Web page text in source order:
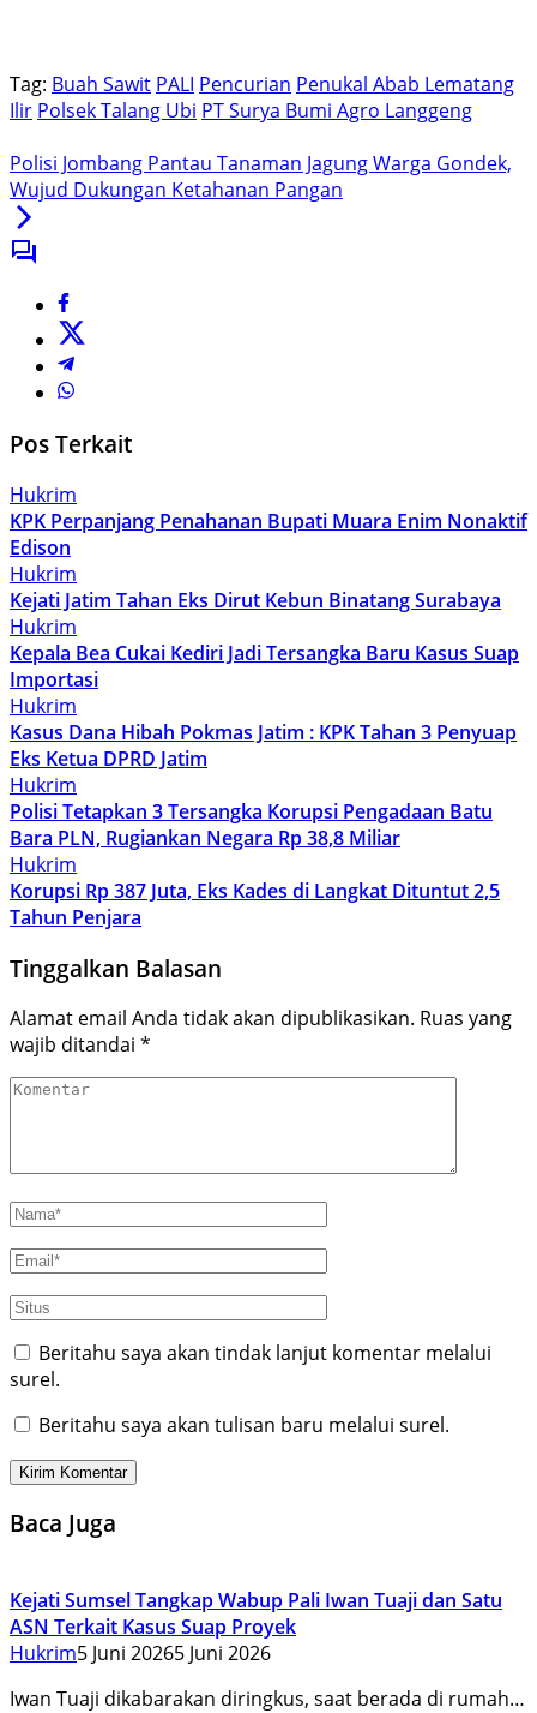
Tag: Buah Sawit PALI Pencurian Penukal Abab Lematang
Ilir Polsek Talang Ubi PT Surya Bumi Agro Langgeng
Polisi Jombang Pantau Tanaman Jagung Warga Gondek,
Wujud Dukungan Ketahanan Pangan
Pos Terkait
Hukrim
KPK Perpanjang Penahanan Bupati Muara Enim Nonaktif
Edison
Hukrim
Kejati Jatim Tahan Eks Dirut Kebun Binatang Surabaya
Hukrim
Kepala Bea Cukai Kediri Jadi Tersangka Baru Kasus Suap
Importasi
Hukrim
Kasus Dana Hibah Pokmas Jatim : KPK Tahan 3 Penyuap
Eks Ketua DPRD Jatim
Hukrim
Polisi Tetapkan 3 Tersangka Korupsi Pengadaan Batu
Bara PLN, Rugiankan Negara Rp 38,8 Miliar
Hukrim
Korupsi Rp 387 Juta, Eks Kades di Langkat Dituntut 2,5
Tahun Penjara
Tinggalkan Balasan
Alamat email Anda tidak akan dipublikasikan. Ruas yang
wajib ditandai *
Beritahu saya akan tindak lanjut komentar melalui
surel.
Beritahu saya akan tulisan baru melalui surel.
Baca Juga
Kejati Sumsel Tangkap Wabup Pali Iwan Tuaji dan Satu
ASN Terkait Kasus Suap Proyek
Hukrim5 Juni 20265 Juni 2026
Iwan Tuaji dikabarakan diringkus, saat berada di rumah…